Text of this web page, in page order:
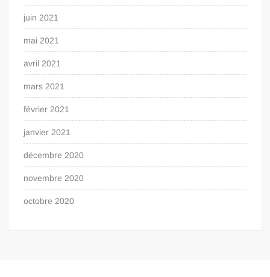
juin 2021
mai 2021
avril 2021
mars 2021
février 2021
janvier 2021
décembre 2020
novembre 2020
octobre 2020